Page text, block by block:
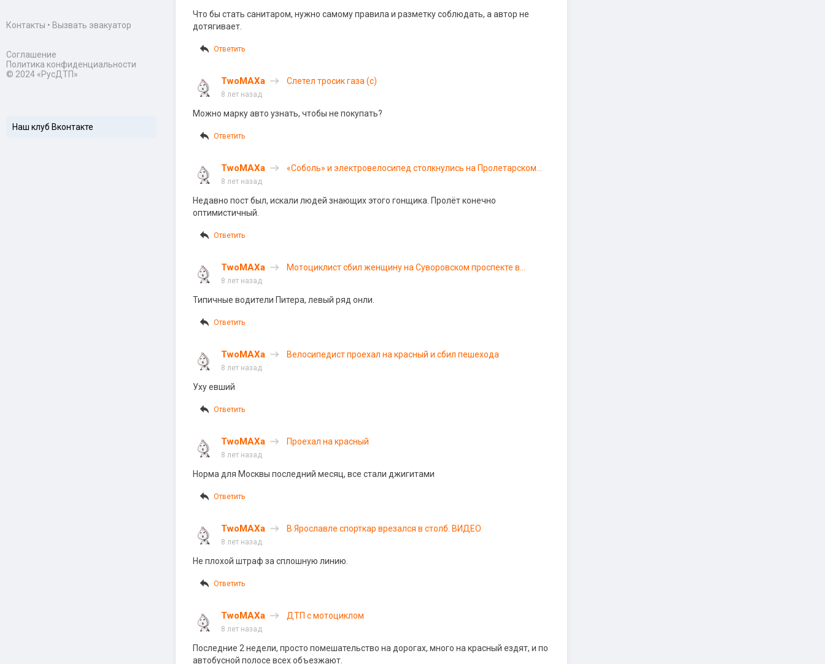
Контакты • Вызвать эвакуатор
Соглашение
Политика конфиденциальности
© 2024 «РусДТП»
Наш клуб Вконтакте
Что бы стать санитаром, нужно самому правила и разметку соблюдать, а автор не
дотягивает.
Ответить
TwoMAXa Слетел тросик газа (с)
8 лет назад
Можно марку авто узнать, чтобы не покупать?
Ответить
TwoMAXa
«Соболь» и электровелосипед столкнулись на Пролетарском
8 лет назад
Недавно пост был, искали людей знающих этого гонщика. Пролёт конечно
оптимистичный.
Ответить
TwoMAXa
Мотоциклист сбил женщину на Суворовском проспекте в
8 лет назад
Типичные водители Питера, левый ряд онли.
Ответить
TwoMAXa Велосипедист проехал на красный и сбил пешехода
8 лет назад
Уху евший
Ответить
TwoMAXa Проехал на красный
8 лет назад
Норма для Москвы последний месяц, все стали джигитами
Ответить
TwoMAXa В Ярославле спорткар врезался в столб. ВИДЕО
8 лет назад
Не плохой штраф за сплошную линию.
Ответить
TwoMAXa ДТП с мотоциклом
8 лет назад
Последние 2 недели, просто помешательство на дорогах, много на красный ездят, и по
автобусной полосе всех объезжают.